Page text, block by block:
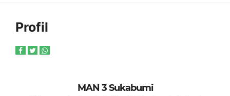
Profil
MAN 3 Sukabumi